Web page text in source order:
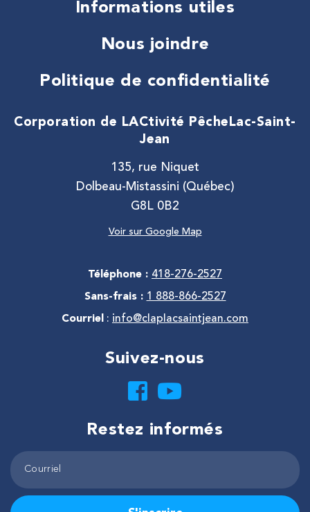
Informations utiles
Nous joindre
Politique de confidentialité
Corporation de LACtivité Pêche Lac-Saint-
Jean
135, rue Niquet
Dolbeau-Mistassini (Québec)
G8L 0B2
Voir sur Google Map
Téléphone : 418-276-2527
Sans-frais : 1 888-866-2527
Courriel : info@claplacsaintjean.com
Suivez-nous
Restez informés